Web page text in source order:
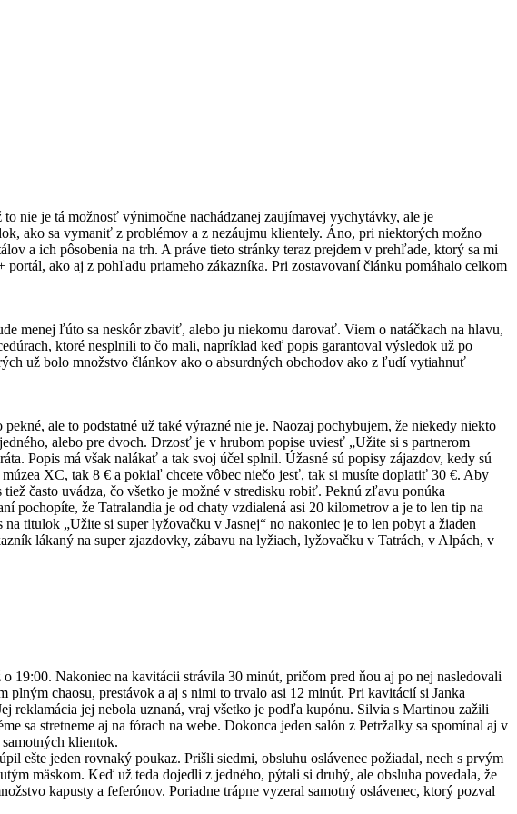
nie je tá možnosť výnimočne nachádzanej zaujímavej vychytávky, ale je
ako sa vymaniť z problémov a z nezáujmu klientely. Áno, pri niektorých možno
a ich pôsobenia na trh. A práve tieto stránky teraz prejdem v prehľade, ktorý sa mi
ako aj z pohľadu priameho zákazníka. Pri zostavovaní článku pomáhalo celkom
menej ľúto sa neskôr zbaviť, alebo ju niekomu darovať. Viem o natáčkach na hlavu,
ktoré nesplnili to čo mali, napríklad keď popis garantoval výsledok už po
už bolo množstvo článkov ako o absurdných obchodov ako z ľudí vytiahnuť
ale to podstatné už také výrazné nie je. Naozaj pochybujem, že niekedy niekto
alebo pre dvoch. Drzosť je v hrubom popise uviesť „Užite si s partnerom
Popis má však nalákať a tak svoj účel splnil. Úžasné sú popisy zájazdov, kedy sú
XC, tak 8 € a pokiaľ chcete vôbec niečo jesť, tak si musíte doplatiť 30 €. Aby
často uvádza, čo všetko je možné v stredisku robiť. Peknú zľavu ponúka
pochopíte, že Tatralandia je od chaty vzdialená asi 20 kilometrov a je to len tip na
titulok „Užite si super lyžovačku v Jasnej“ no nakoniec je to len pobyt a žiaden
lákaný na super zjazdovky, zábavu na lyžiach, lyžovačku v Tatrách, v Alpách, v
19:00. Nakoniec na kavitácii strávila 30 minút, pričom pred ňou aj po nej nasledovali
chaosu, prestávok a aj s nimi to trvalo asi 12 minút. Pri kavitácií si Janka
reklamácia jej nebola uznaná, vraj všetko je podľa kupónu. Silvia s Martinou zažili
sa stretneme aj na fórach na webe. Dokonca jeden salón z Petržalky sa spomínal aj v
klientok.
ešte jeden rovnaký poukaz. Prišli siedmi, obsluhu oslávenec požiadal, nech s prvým
mäskom. Keď už teda dojedli z jedného, pýtali si druhý, ale obsluha povedala, že
kapusty a feferónov. Poriadne trápne vyzeral samotný oslávenec, ktorý pozval